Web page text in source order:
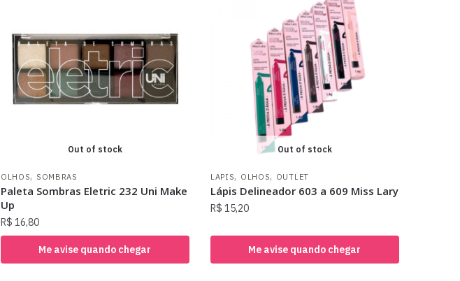
Out of stock
OLHOS, SOMBRAS
Paleta Sombras Eletric 232 Uni Make
Up
R$ 16,80
Me avise quando chegar
Out of stock
LAPIS, OLHOS, OUTLET
Lápis Delineador 603 a 609 Miss Lary
R$ 15,20
Me avise quando chegar